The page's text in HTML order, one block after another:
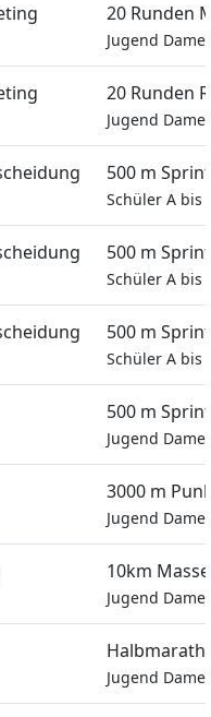
20 Runden
Jugend
20 Runden
Jugend
500 m
Schüler A bis
500 m
Schüler A bis
500 m
Schüler A bis
500 m
Jugend
3000 m
Jugend
10km
Jugend
Jugend